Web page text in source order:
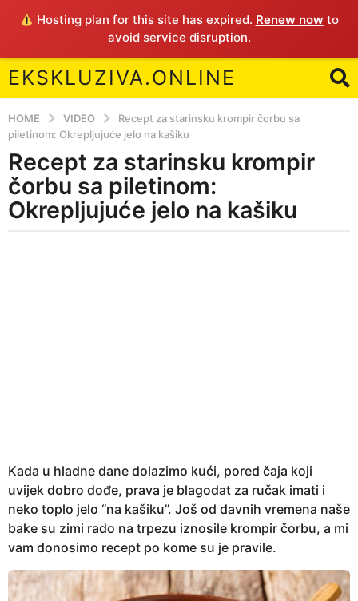
Hosting plan for this site has expired. Renew now to
avoid service disruption.
EKSKLUZIVA.ONLINE
HOME VIDEO
Recept za starinsku krompir čorbu sa
piletinom: Okrepljujuće jelo na kašiku
5
y
e
a
g
o
Recept za starinsku krompir
čorbu sa piletinom:
Okrepljujuće jelo na kašiku
Kada u hladne dane dolazimo kući, pored čaja koji
uvijek dobro dođe, prava je blagodat za ručak imati i
neko toplo jelo “na kašiku”. Još od davnih vremena naše
bake su zimi rado na trpezu iznosile krompir čorbu, a mi
vam donosimo recept po kome su je pravile.